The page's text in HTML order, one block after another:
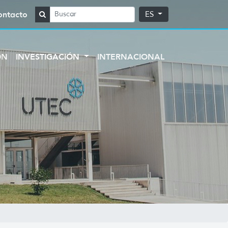
ES
INVESTIGACIÓN INTERNACIONAL